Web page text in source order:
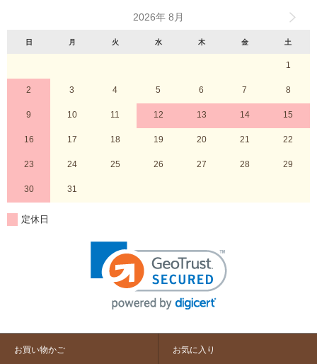
2026年 8月
日 月 火 水 木 金 土
1
2 3 4 5 6 7 8
9 10 11 12 13 14 15
16 17 18 19 20 21 22
23 24 25 26 27 28 29
30 31
定休日
お買い物かご お気に入り